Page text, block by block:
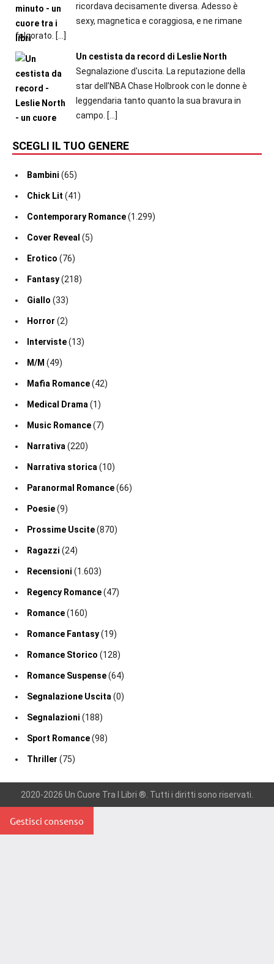
ricordava decisamente diversa. Adesso è
sexy, magnetica e coraggiosa, e ne rimane
folgorato. […]
Un cestista da record di Leslie North
Segnalazione d'uscita. La reputazione della
star dell’NBA Chase Holbrook con le donne è
leggendaria tanto quanto la sua bravura in
campo. […]
SCEGLI IL TUO GENERE
Bambini (65)
Chick Lit (41)
Contemporary Romance(1.299)
Cover Reveal (5)
Erotico (76)
Fantasy(218)
Giallo (33)
Horror (2)
Interviste(13)
M/M (49)
Mafia Romance(42)
Medical Drama (1)
Music Romance(7)
Narrativa (220)
Narrativa storica (10)
Paranormal Romance(66)
Poesie(9)
Prossime Uscite(870)
Ragazzi (24)
Recensioni (1.603)
Regency Romance(47)
Romance(160)
Romance Fantasy(19)
Romance Storico (128)
Romance Suspense(64)
Segnalazione Uscita (0)
Segnalazioni (188)
Sport Romance(98)
Thriller (75)
2020-2026 Un Cuore Tra I Libri ®. Tutti i diritti sono riservati.
Gestisci consenso